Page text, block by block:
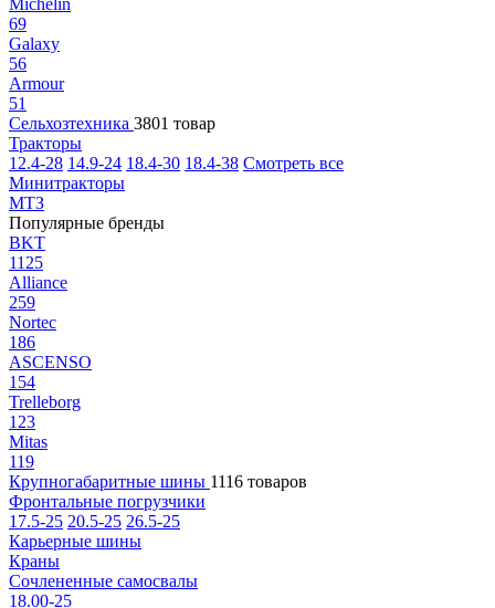
Michelin
69
Galaxy
56
Armour
51
Сельхозтехника 3801 товар
Тракторы
12.4-28 14.9-24 18.4-30 18.4-38 Смотреть все
Минитракторы
МТЗ
Популярные бренды
BKT
1125
Alliance
259
Nortec
186
ASCENSO
154
Trelleborg
123
Mitas
119
Крупногабаритные шины 1116 товаров
Фронтальные погрузчики
17.5-25 20.5-25 26.5-25
Карьерные шины
Краны
Сочлененные самосвалы
18.00-25